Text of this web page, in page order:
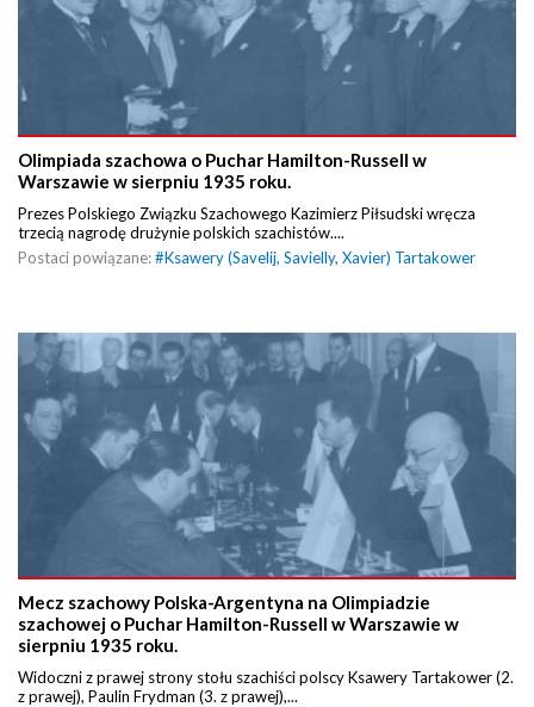
Olimpiada szachowa o Puchar Hamilton-Russell w
Warszawie w sierpniu 1935 roku.
Prezes Polskiego Związku Szachowego Kazimierz Piłsudski wręcza
trzecią nagrodę drużynie polskich szachistów....
Postaci powiązane:#Ksawery (Savelij, Savielly, Xavier) Tartakower
Mecz szachowy Polska-Argentyna na Olimpiadzie
szachowej o Puchar Hamilton-Russell w Warszawie w
sierpniu 1935 roku.
Widoczni z prawej strony stołu szachiści polscy Ksawery Tartakower (2.
z prawej), Paulin Frydman (3. z prawej),...